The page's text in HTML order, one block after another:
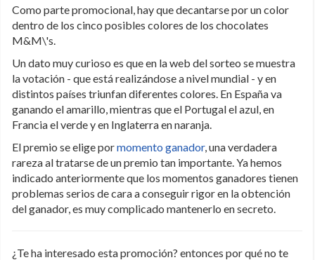
Como parte promocional, hay que decantarse por un color
dentro de los cinco posibles colores de los chocolates
M&M\'s.
Un dato muy curioso es que en la web del sorteo se muestra
la votación - que está realizándose a nivel mundial - y en
distintos países triunfan diferentes colores. En España va
ganando el amarillo, mientras que el Portugal el azul, en
Francia el verde y en Inglaterra en naranja.
El premio se elige pormomento ganador, una verdadera
rareza al tratarse de un premio tan importante. Ya hemos
indicado anteriormente que los momentos ganadores tienen
problemas serios de cara a conseguir rigor en la obtención
del ganador, es muy complicado mantenerlo en secreto.
¿Te ha interesado esta promoción? entonces por qué no te